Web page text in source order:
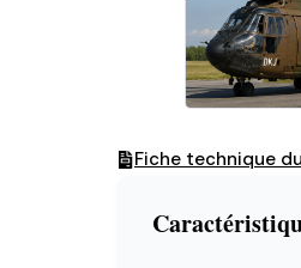
Fiche technique